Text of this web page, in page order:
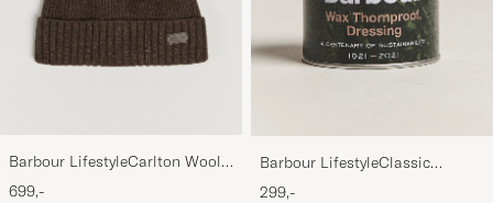
Barbour LifestyleCarlton Wool
BeanieMid Brown
699,-
Barbour LifestyleClassic
Thornproof Dressing
299,-